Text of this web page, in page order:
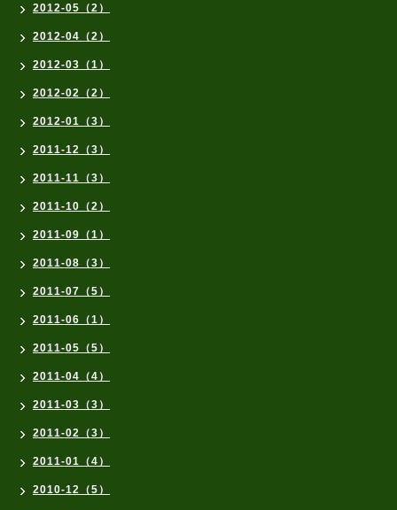
2012-05（2）
2012-04（2）
2012-03（1）
2012-02（2）
2012-01（3）
2011-12（3）
2011-11（3）
2011-10（2）
2011-09（1）
2011-08（3）
2011-07（5）
2011-06（1）
2011-05（5）
2011-04（4）
2011-03（3）
2011-02（3）
2011-01（4）
2010-12（5）